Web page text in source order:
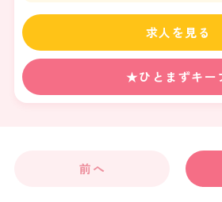
★ひとまずキー
求人を見る
前へ